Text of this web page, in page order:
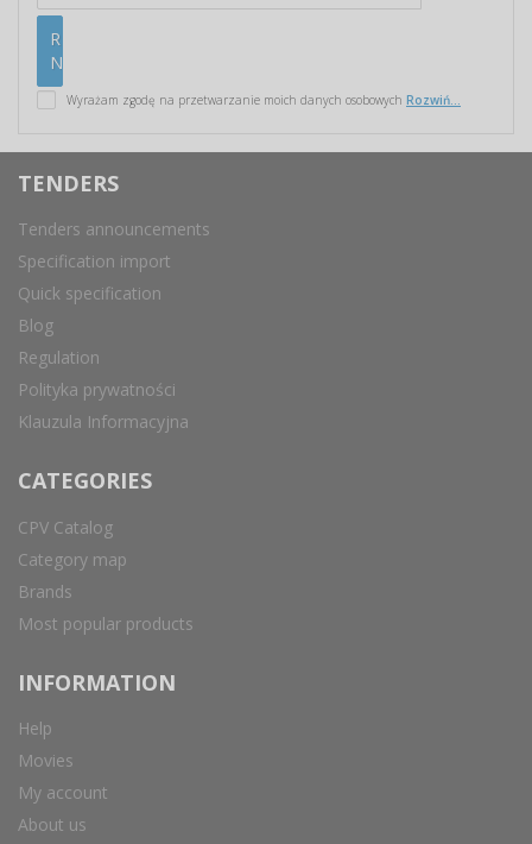
Wyrażam zgodę na przetwarzanie moich danych osobowych Rozwiń...
TENDERS
Tenders announcements
Specification import
Quick specification
Blog
Regulation
Polityka prywatności
Klauzula Informacyjna
CATEGORIES
CPV Catalog
Category map
Brands
Most popular products
INFORMATION
Help
Movies
My account
About us